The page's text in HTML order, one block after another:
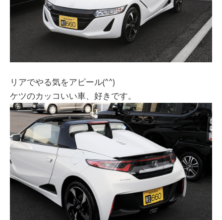
リアでやる気をアピール(^^)
ケツのカッコいい車、好きです。